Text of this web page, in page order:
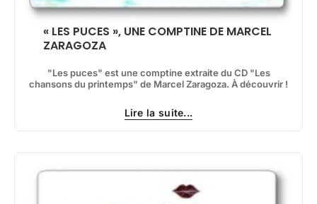
« LES PUCES », UNE COMPTINE DE MARCEL
ZARAGOZA
"Les puces" est une comptine extraite du CD "Les
chansons du printemps" de Marcel Zaragoza. À découvrir !
Lire la suite...